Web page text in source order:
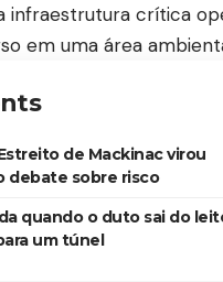
crítica
em uma área
de Mackinac virou
debate sobre risco
quando o duto sai do
um túnel